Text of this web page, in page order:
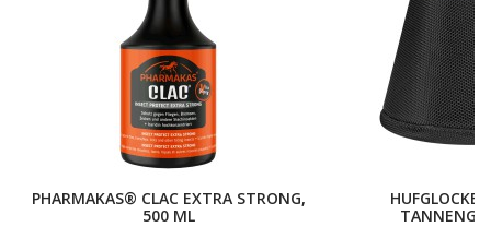
PHARMAKAS® CLAC EXTRA STRONG,
500 ML
HUFGLOCKE